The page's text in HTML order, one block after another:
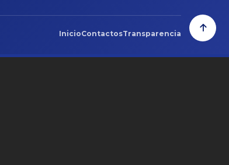
InicioContactosTransparencia